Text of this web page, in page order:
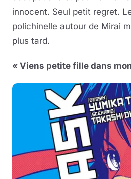
innocent. Seul petit regret.
polichinelle autour de Mirai
plus tard.
« Viens petite fille dans